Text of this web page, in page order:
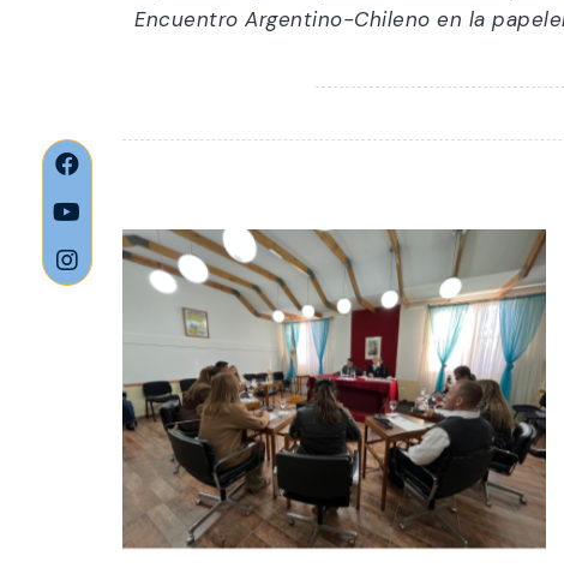
Encuentro Argentino-Chileno en la